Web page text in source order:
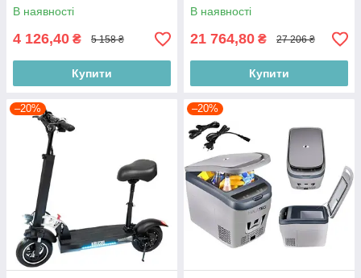
В наявності
4 126,40 ₴ 5 158 ₴
Купити
В наявності
21 764,80 ₴ 27 206 ₴
Купити
–20% –20%